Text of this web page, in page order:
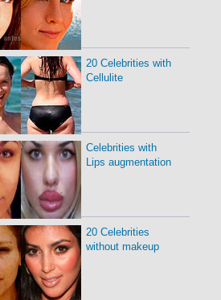
20 Celebrities with
Cellulite
Celebrities with
Lips augmentation
20 Celebrities
without makeup